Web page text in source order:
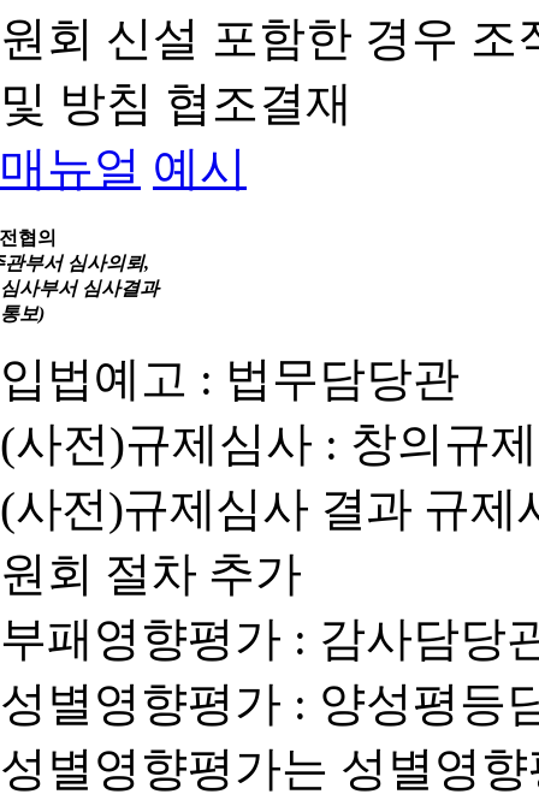
원회 신설 포함한 경우
및 방침 협조결재
매뉴얼 예시
협의
관부서 심사의뢰,
심사부서 심사결과
통보)
입법예고 : 법무담당관
(사전)규제심사 : 창의규
(사전)규제심사 결과 규
원회 절차 추가
부패영향평가 : 감사담당
성별영향평가 : 양성평등
성별영향평가는 성별영